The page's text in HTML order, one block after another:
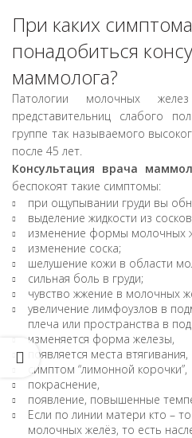
инфильтрационная - 1
категория сложности
Анестезия
инфильтрационная -2
категория сложности
Цитологическое
исследование (одна
локация)
Манипуляция под
Трепанобиопсия
молочной железы
Гистологическое
исследование
операционного
материала (один образец)
Местная анестезия 800
При каких
понадобиться
маммолога?
Патологии молочных
представительниц слабого
группе так называемого
после 45 лет.
Консультация врача
беспокоят такие симптомы:
при ощупывании груди вы
выделение жидкости из
изменение формы молочных
изменение соска;
шелушение кожи в области
сильная боль в груди;
чувство жжение в молочных
увеличение лимфоузлов в
плеча или пространства в
изменяется форма железы,
появляется места втягивания,
симптом “лимонной корочки”,
покраснение,
появление, повышенные
Если по линии матери кто –
молочных желёз, то есть